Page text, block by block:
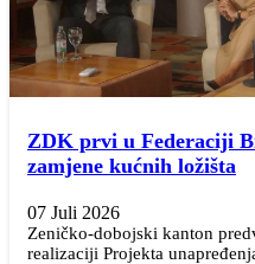
ZDK prvi u Federaciji
zamjene kućnih ložišta
07 Juli 2026
Zeničko-dobojski kanton
realizaciji Projekta